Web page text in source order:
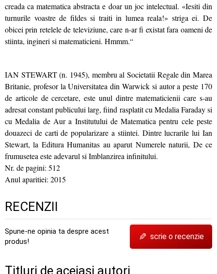
creada ca matematica abstracta e doar un joc intelectual. «Iesiti din
turnurile voastre de fildes si traiti in lumea reala!» striga ei. De
obicei prin retelele de televiziune, care n-ar fi existat fara oameni de
stiinta, ingineri si matematicieni. Hmmm.“
IAN STEWART (n. 1945), membru al Societatii Regale din Marea
Britanie, profesor la Universitatea din Warwick si autor a peste 170
de articole de cercetare, este unul dintre matematicienii care s-au
adresat constant publicului larg, fiind rasplatit cu Medalia Faraday si
cu Medalia de Aur a Institutului de Matematica pentru cele peste
douazeci de carti de popularizare a stiintei. Dintre lucrarile lui Ian
Stewart, la Editura Humanitas au aparut Numerele naturii, De ce
frumusetea este adevarul si Imblanzirea infinitului.
Nr. de pagini: 512
Anul aparitiei: 2015
RECENZII
Spune-ne opinia ta despre acest
produs!
✎ scrie o recenzie
Titluri de aceiași autori